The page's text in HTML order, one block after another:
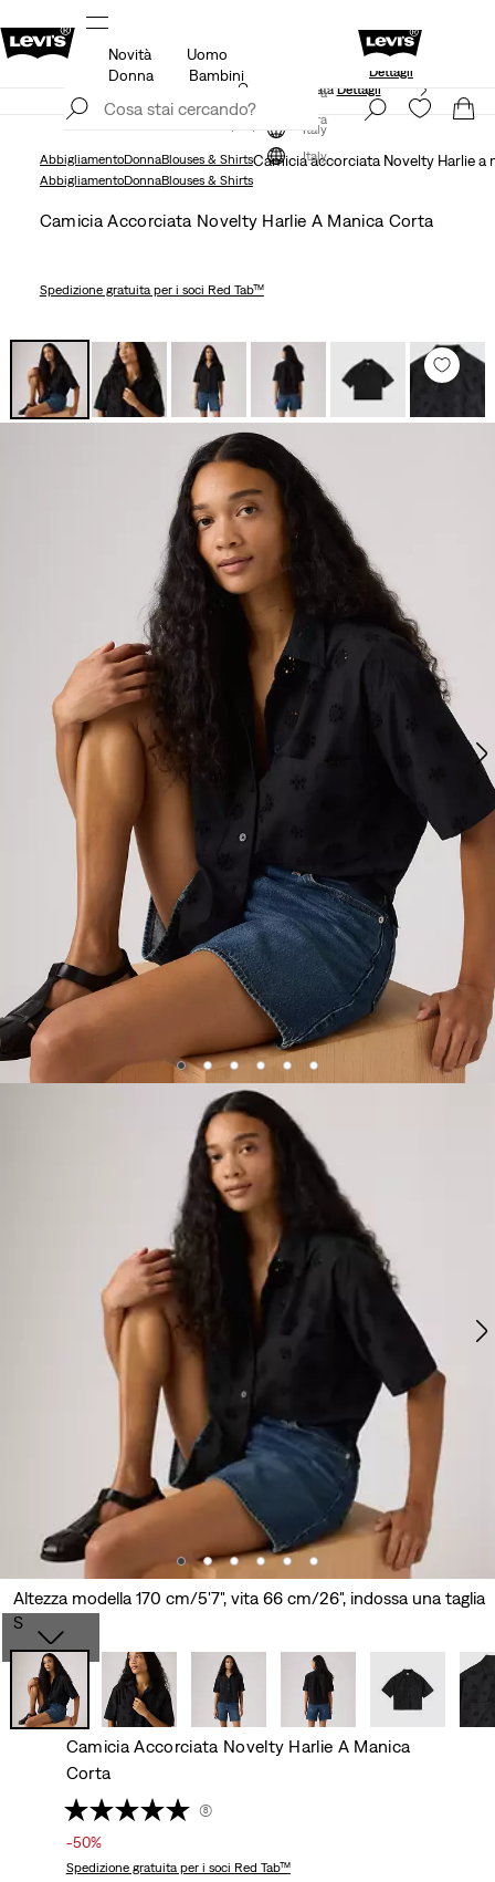
di sconto
Spedizione gratuita per i membri di Levi’s®
Dettagli
Iscriviti ora
Italy
Novità
Uomo
Donna
Bambini
Politica di spedizione e resi Aggiornata Dettagli
Iscriviti ora
Italy
AbbigliamentoDonnaBlouses & ShirtsCamicia accorciata Novelty Harlie a
AbbigliamentoDonnaBlouses & Shirts
Camicia Accorciata Novelty Harlie A Manica Corta
Spedizione gratuitaper i soci Red Tab™
Altezza modella 170 cm/5'7", vita 66 cm/26", indossa una taglia
S
Camicia Accorciata Novelty Harlie A Manica
Corta
(8)
-50%
Spedizione gratuitaper i soci Red Tab™